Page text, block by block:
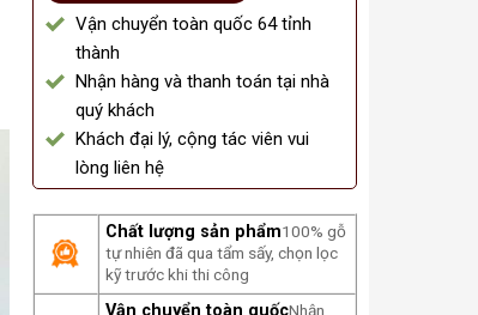
Vận chuyển toàn quốc 64 tỉnh
thành
Nhận hàng và thanh toán tại nhà
quý khách
Khách đại lý, cộng tác viên vui
lòng liên hệ
Chất lượng sản phẩm100% gỗ
tự nhiên đã qua tẩm sấy, chọn lọc
kỹ trước khi thi công
Nhận